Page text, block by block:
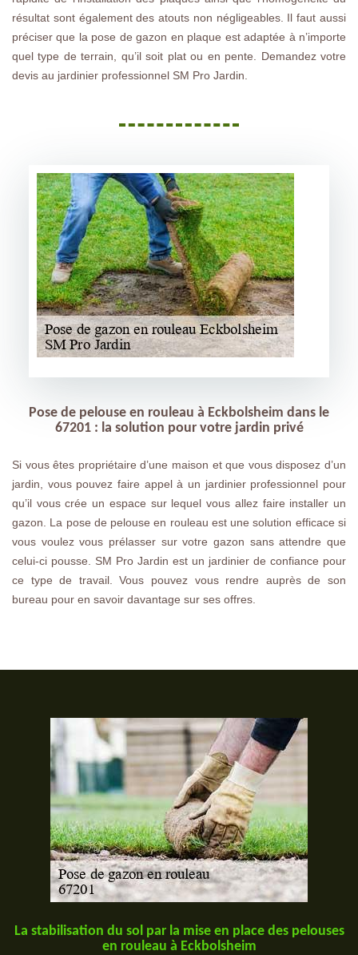
résultat sont également des atouts non négligeables. Il faut aussi
préciser que la pose de gazon en plaque est adaptée à n’importe
quel type de terrain, qu’il soit plat ou en pente. Demandez votre
devis au jardinier professionnel SM Pro Jardin.
Pose de pelouse en rouleau à Eckbolsheim dans le
67201 : la solution pour votre jardin privé
Si vous êtes propriétaire d’une maison et que vous disposez d’un
jardin, vous pouvez faire appel à un jardinier professionnel pour
qu’il vous crée un espace sur lequel vous allez faire installer un
gazon. La pose de pelouse en rouleau est une solution efficace si
vous voulez vous prélasser sur votre gazon sans attendre que
celui-ci pousse. SM Pro Jardin est un jardinier de confiance pour
ce type de travail. Vous pouvez vous rendre auprès de son
bureau pour en savoir davantage sur ses offres.
La stabilisation du sol par la mise en place des pelouses
en rouleau à Eckbolsheim